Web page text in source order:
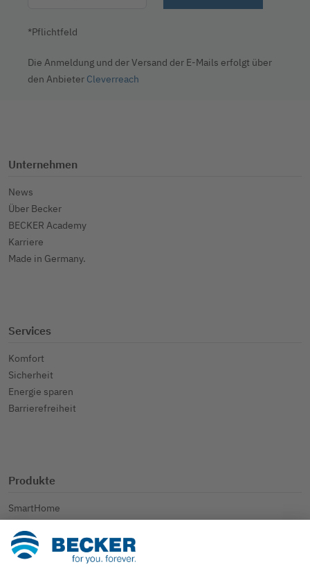
*Pflichtfeld
Die Anmeldung und der Versand der E-Mails erfolgt über
den Anbieter Cleverreach
Unternehmen
News
Über Becker
BECKER Academy
Karriere
Made in Germany.
Services
Komfort
Sicherheit
Energie sparen
Barrierefreiheit
Produkte
SmartHome
Sonnenschutz
Weitere Anwendungen